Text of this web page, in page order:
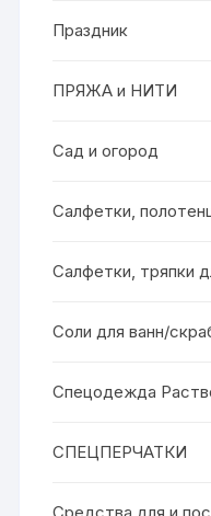
Праздник
ПРЯЖА и НИТИ
Сад и огород
Салфетки,
Салфетки, тряпки
Соли для ванн/
Спецодежда
СПЕЦПЕРЧАТКИ